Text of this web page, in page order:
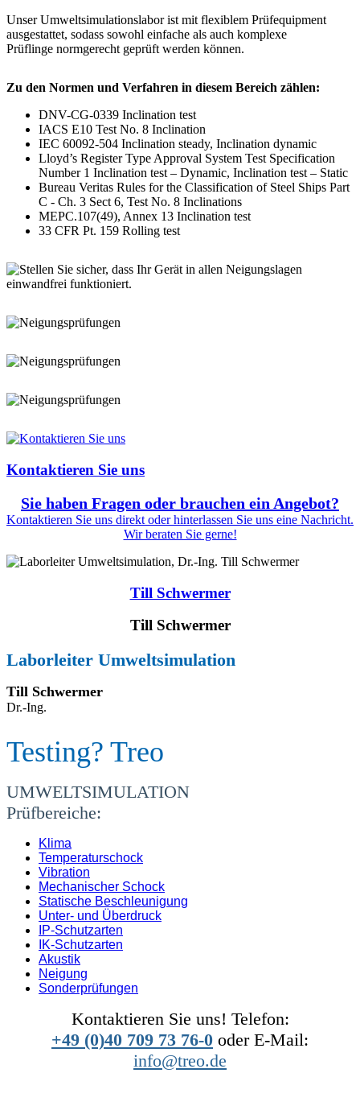
Unser Umweltsimulationslabor ist mit flexiblem Prüfequipment
ausgestattet, sodass sowohl einfache als auch komplexe
Prüflinge normgerecht geprüft werden können.
Zu den Normen und Verfahren in diesem Bereich zählen:
DNV-CG-0339 Inclination test
IACS E10 Test No. 8 Inclination
IEC 60092-504 Inclination steady, Inclination dynamic
Lloyd’s Register Type Approval System Test Specification
Number 1 Inclination test – Dynamic, Inclination test – Static
Bureau Veritas Rules for the Classification of Steel Ships Part
C - Ch. 3 Sect 6, Test No. 8 Inclinations
MEPC.107(49), Annex 13 Inclination test
33 CFR Pt. 159 Rolling test
Kontaktieren Sie uns
Sie haben Fragen oder brauchen ein Angebot?
Kontaktieren Sie uns direkt oder hinterlassen Sie uns eine Nachricht.
Wir beraten Sie gerne!
Till Schwermer
Till Schwermer
Laborleiter Umweltsimulation
Till Schwermer
Dr.-Ing.
Testing? Treo
UMWELTSIMULATION
Prüfbereiche:
Klima
Temperaturschock
Vibration
Mechanischer Schock
Statische Beschleunigung
Unter- und Überdruck
IP-Schutzarten
IK-Schutzarten
Akustik
Neigung
Sonderprüfungen
Kontaktieren Sie uns! Telefon:
+49 (0)40 709 73 76-0 oder E-Mail:
info@treo.de